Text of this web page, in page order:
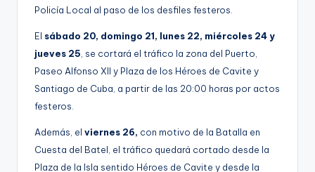
Policía Local al paso de los desfiles festeros.
El sábado 20, domingo 21, lunes 22, miércoles 24 y
jueves 25, se cortará el tráfico la zona del Puerto,
Paseo Alfonso XII y Plaza de los Héroes de Cavite y
Santiago de Cuba, a partir de las 20:00 horas por actos
festeros.
Además, el viernes 26, con motivo de la Batalla en
Cuesta del Batel, el tráfico quedará cortado desde la
Plaza de la Isla sentido Héroes de Cavite y desde la